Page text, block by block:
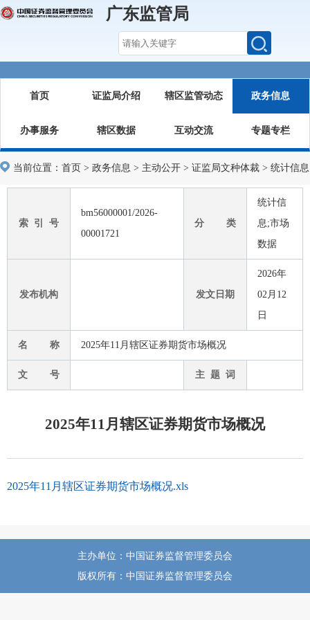
广东监管局
首页 证监局介绍 辖区监管动态 政务信息
办事服务 辖区数据 互动交流 专题专栏
当前位置： 首页 > 政务信息 > 主动公开 > 证监局文种体裁 > 统计信息
索 引 号
bm56000001/2026-
00001721
分 类
统计信
息;市场
数据
发布机构 发文日期
2026年
02月12
日
名 称 2025年11月辖区证券期货市场概况
文 号 主 题 词
2025年11月辖区证券期货市场概况
2025年11月辖区证券期货市场概况.xls
主办单位：中国证券监督管理委员会
版权所有：中国证券监督管理委员会